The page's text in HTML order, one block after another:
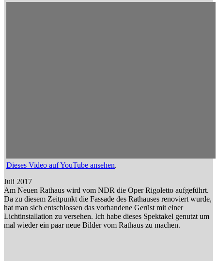
Dieses Video auf YouTube ansehen.
Juli 2017
Am Neuen Rathaus wird vom NDR die Oper Rigoletto aufgeführt.
Da zu diesem Zeitpunkt die Fassade des Rathauses renoviert wurde,
hat man sich entschlossen das vorhandene Gerüst mit einer
Lichtinstallation zu versehen. Ich habe dieses Spektakel genutzt um
mal wieder ein paar neue Bilder vom Rathaus zu machen.